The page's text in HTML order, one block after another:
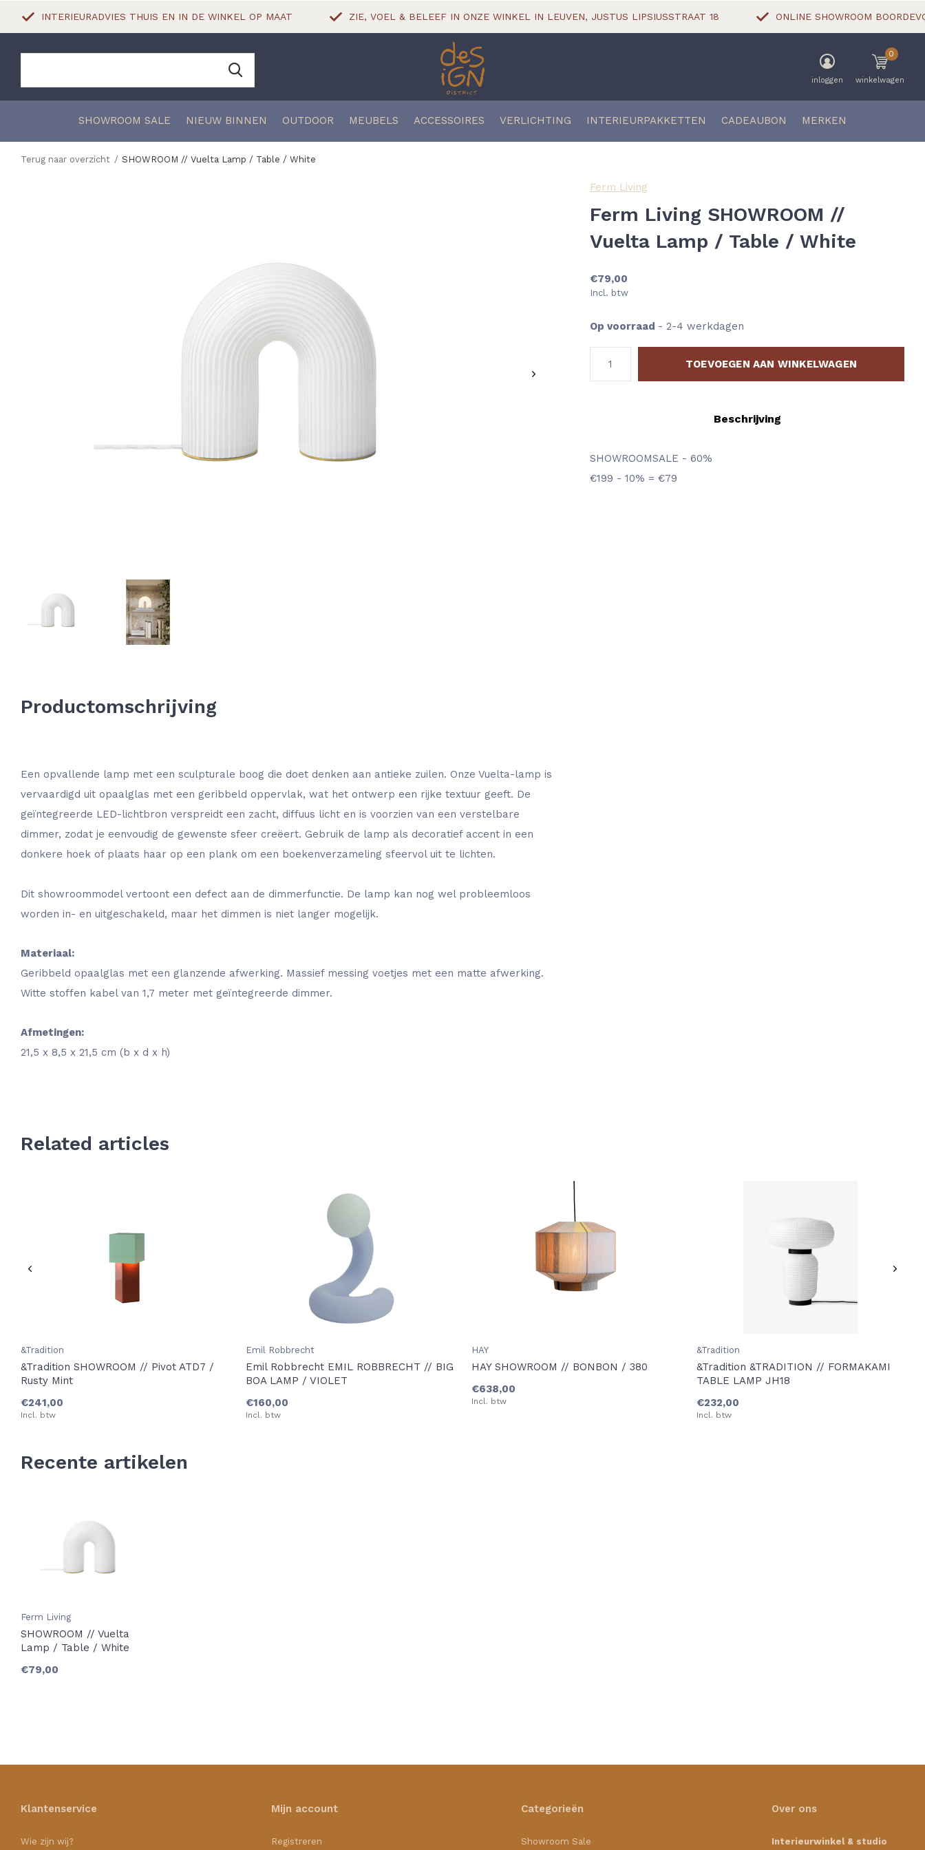
SHOWROOM SALE NIEUW BINNEN OUTDOOR MEUBELS ACCESSOIRES VERLICHTING INTERIEURPAKKETTEN CADEAUBON MERKEN
inloggen winkelwagen
0
INTERIEURADVIES THUIS EN IN DE WINKEL OP MAAT ZIE, VOEL & BELEEF IN ONZE WINKEL IN LEUVEN, JUSTUS LIPSIUSSTRAAT 18 ONLINE SHOWROOM
Terug naar overzicht SHOWROOM // Vuelta Lamp / Table / White
Ferm Living
Ferm Living SHOWROOM //
Vuelta Lamp / Table / White
€79,00
Incl. btw
Op voorraad - 2-4 werkdagen
TOEVOEGEN AAN WINKELWAGEN
Beschrijving
SHOWROOMSALE - 60%
€199 - 10% = €79
Productomschrijving
Een opvallende lamp met een sculpturale boog die doet denken aan antieke zuilen. Onze Vuelta-lamp is
vervaardigd uit opaalglas met een geribbeld oppervlak, wat het ontwerp een rijke textuur geeft. De
geïntegreerde LED-lichtbron verspreidt een zacht, diffuus licht en is voorzien van een verstelbare
dimmer, zodat je eenvoudig de gewenste sfeer creëert. Gebruik de lamp als decoratief accent in een
donkere hoek of plaats haar op een plank om een boekenverzameling sfeervol uit te lichten.
Dit showroommodel vertoont een defect aan de dimmerfunctie. De lamp kan nog wel probleemloos
worden in- en uitgeschakeld, maar het dimmen is niet langer mogelijk.
Materiaal:
Geribbeld opaalglas met een glanzende afwerking. Massief messing voetjes met een matte afwerking.
Witte stoffen kabel van 1,7 meter met geïntegreerde dimmer.
Afmetingen:
21,5 x 8,5 x 21,5 cm (b x d x h)
Related articles
&Tradition
&Tradition SHOWROOM // Pivot ATD7 /
Rusty Mint
€241,00
Incl. btw
Emil Robbrecht
Emil Robbrecht EMIL ROBBRECHT // BIG
BOA LAMP / VIOLET
€160,00
Incl. btw
HAY
HAY SHOWROOM // BONBON / 380
€638,00
Incl. btw
&Tradition
&Tradition &TRADITION // FORMAKAMI
TABLE LAMP JH18
€232,00
Incl. btw
Recente artikelen
Ferm Living
SHOWROOM // Vuelta
Lamp / Table / White
€79,00
Klantenservice
Wie zijn wij?
Mijn account
Registreren
Categorieën
Showroom Sale
Over ons
Interieurwinkel & studio